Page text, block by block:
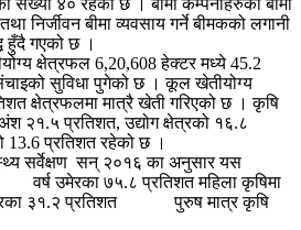
संख्या ४० रहेको छ । बीमा कम्पनीहरुको बीमा
निर्जीवन बीमा व्यवसाय गर्ने बीमकको लगानी
हुँदै गएको छ ।
क्षेत्रफल 6,20,608 हेक्टर मध्ये 45.2
सुविधा पुगेको छ । कूल खेतीयोग्य
क्षेत्रफलमा मात्रै खेती गरिएको छ । कृषि
२१.५ प्रतिशत, उद्योग क्षेत्रको १६.८
13.6 प्रतिशत रहेको छ ।
सर्वेक्षण सन् २०१६ का अनुसार यस
उमेरका ७५.८ प्रतिशत महिला कृषिमा
३१.२ प्रतिशत पुरुष मात्र कृषि